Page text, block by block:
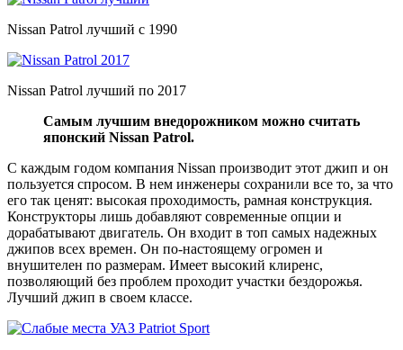
Nissan Patrol лучший с 1990
Nissan Patrol лучший по 2017
Самым лучшим внедорожником можно считать
японский Nissan Patrol.
С каждым годом компания Nissan производит этот джип и он
пользуется спросом. В нем инженеры сохранили все то, за что
его так ценят: высокая проходимость, рамная конструкция.
Конструкторы лишь добавляют современные опции и
дорабатывают двигатель. Он входит в топ самых надежных
джипов всех времен. Он по-настоящему огромен и
внушителен по размерам. Имеет высокий клиренс,
позволяющий без проблем проходит участки бездорожья.
Лучший джип в своем классе.